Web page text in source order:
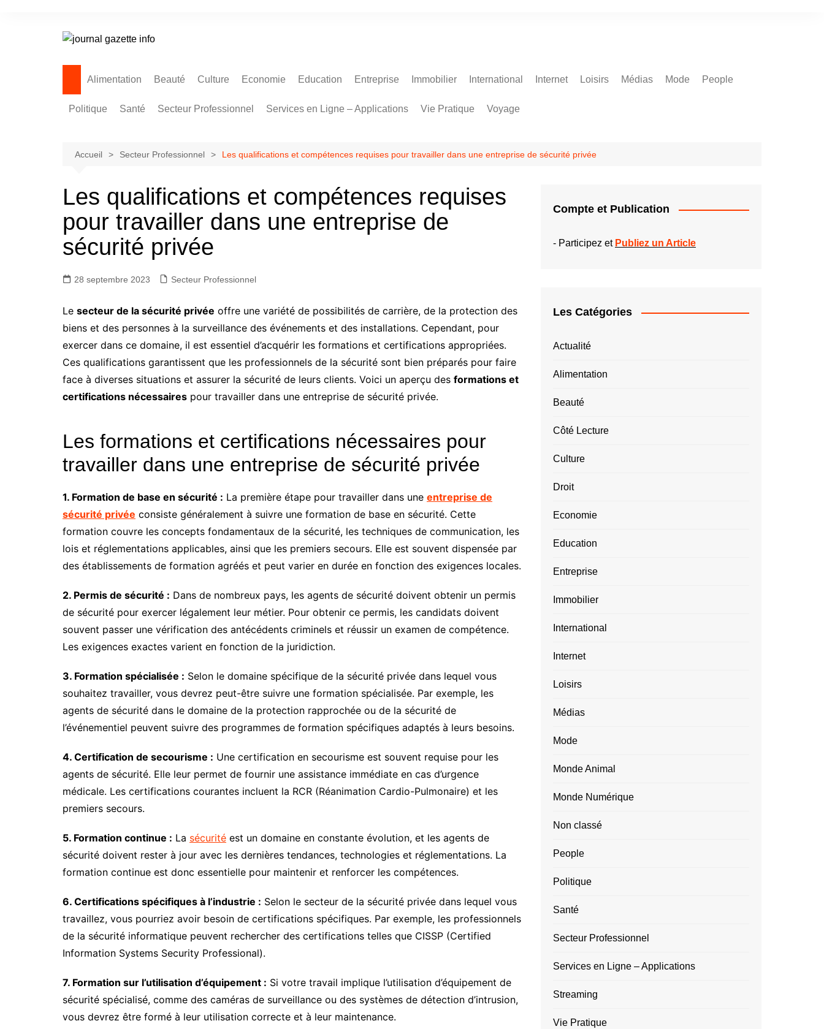
Alimentation Beauté Culture Economie Education Entreprise Immobilier International Internet Loisirs Médias Mode People
Politique Santé Secteur Professionnel Services en Ligne – Applications Vie Pratique Voyage
Accueil Secteur Professionnel Les qualifications et compétences requises pour travailler dans une entreprise de sécurité privée
Les qualifications et compétences requises
pour travailler dans une entreprise de
sécurité privée
28 septembre 2023 Secteur Professionnel
Le secteur de la sécurité privée offre une variété de possibilités de carrière, de la protection des
biens et des personnes à la surveillance des événements et des installations. Cependant, pour
exercer dans ce domaine, il est essentiel d’acquérir les formations et certifications appropriées.
Ces qualifications garantissent que les professionnels de la sécurité sont bien préparés pour faire
face à diverses situations et assurer la sécurité de leurs clients. Voici un aperçu des formations et
certifications nécessaires pour travailler dans une entreprise de sécurité privée.
Les formations et certifications nécessaires pour
travailler dans une entreprise de sécurité privée
1. Formation de base en sécurité : La première étape pour travailler dans une entreprise de
sécurité privée consiste généralement à suivre une formation de base en sécurité. Cette
formation couvre les concepts fondamentaux de la sécurité, les techniques de communication, les
lois et réglementations applicables, ainsi que les premiers secours. Elle est souvent dispensée par
des établissements de formation agréés et peut varier en durée en fonction des exigences locales.
2. Permis de sécurité : Dans de nombreux pays, les agents de sécurité doivent obtenir un permis
de sécurité pour exercer légalement leur métier. Pour obtenir ce permis, les candidats doivent
souvent passer une vérification des antécédents criminels et réussir un examen de compétence.
Les exigences exactes varient en fonction de la juridiction.
3. Formation spécialisée : Selon le domaine spécifique de la sécurité privée dans lequel vous
souhaitez travailler, vous devrez peut-être suivre une formation spécialisée. Par exemple, les
agents de sécurité dans le domaine de la protection rapprochée ou de la sécurité de
l’événementiel peuvent suivre des programmes de formation spécifiques adaptés à leurs besoins.
4. Certification de secourisme : Une certification en secourisme est souvent requise pour les
agents de sécurité. Elle leur permet de fournir une assistance immédiate en cas d’urgence
médicale. Les certifications courantes incluent la RCR (Réanimation Cardio-Pulmonaire) et les
premiers secours.
5. Formation continue : La sécurité est un domaine en constante évolution, et les agents de
sécurité doivent rester à jour avec les dernières tendances, technologies et réglementations. La
formation continue est donc essentielle pour maintenir et renforcer les compétences.
6. Certifications spécifiques à l’industrie : Selon le secteur de la sécurité privée dans lequel vous
travaillez, vous pourriez avoir besoin de certifications spécifiques. Par exemple, les professionnels
de la sécurité informatique peuvent rechercher des certifications telles que CISSP (Certified
Information Systems Security Professional).
7. Formation sur l’utilisation d’équipement : Si votre travail implique l’utilisation d’équipement de
sécurité spécialisé, comme des caméras de surveillance ou des systèmes de détection d’intrusion,
vous devrez être formé à leur utilisation correcte et à leur maintenance.
Compte et Publication
- Participez et Publiez un Article
Les Catégories
Actualité
Alimentation
Beauté
Côté Lecture
Culture
Droit
Economie
Education
Entreprise
Immobilier
International
Internet
Loisirs
Médias
Mode
Monde Animal
Monde Numérique
Non classé
People
Politique
Santé
Secteur Professionnel
Services en Ligne – Applications
Streaming
Vie Pratique